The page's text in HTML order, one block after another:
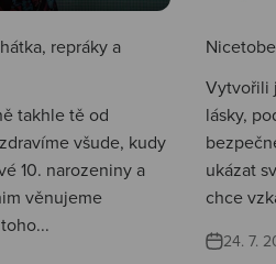
repráky a
takhle tě od
všude, kudy
10. narozeniny a
věnujeme
Vytvořili
lásky,
ukázat
chce
24. 7.